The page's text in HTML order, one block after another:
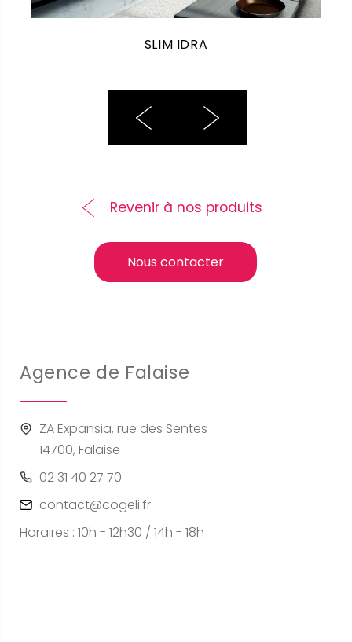
SLIM IDRA
Revenir à nos produits
Nous contacter
Agence de Falaise
ZA Expansia, rue des Sentes
14700, Falaise
02 31 40 27 70
contact@cogeli.fr
Horaires : 10h - 12h30 / 14h - 18h